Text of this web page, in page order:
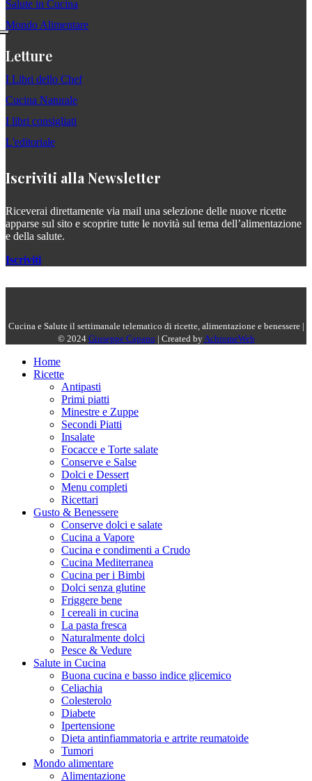
Salute in Cucina
Mondo Alimentare
Letture
I Libri dello Chef
Cucina Naturale
I libri consigliati
L'editoriale
Iscriviti alla Newsletter
Riceverai direttamente via mail una selezione delle nuove ricette
apparse sul sito e scoprire tutte le novità sul tema dell’alimentazione
e della salute.
Iscriviti
Cucina e Salute il settimanale telematico di ricette, alimentazione e benessere |
© 2024 Giuseppe Capano | Created byAchromeWeb
Home
Ricette
Antipasti
Primi piatti
Minestre e Zuppe
Secondi Piatti
Insalate
Focacce e Torte salate
Conserve e Salse
Dolci e Dessert
Menu completi
Ricettari
Gusto & Benessere
Conserve dolci e salate
Cucina a Vapore
Cucina e condimenti a Crudo
Cucina Mediterranea
Cucina per i Bimbi
Dolci senza glutine
Friggere bene
I cereali in cucina
La pasta fresca
Naturalmente dolci
Pesce & Vedure
Salute in Cucina
Buona cucina e basso indice glicemico
Celiachia
Colesterolo
Diabete
Ipertensione
Dieta antinfiammatoria e artrite reumatoide
Tumori
Mondo alimentare
Alimentazione